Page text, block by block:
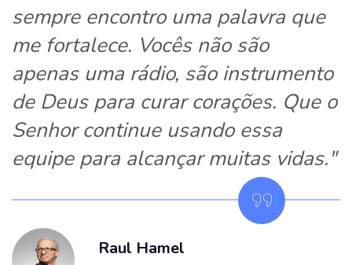
sempre encontro uma palavra que
me fortalece. Vocês não são
apenas uma rádio, são instrumento
de Deus para curar corações. Que o
Senhor continue usando essa
equipe para alcançar muitas vidas."
Raul Hamel